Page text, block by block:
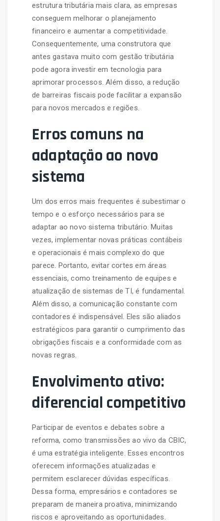
estrutura tributária mais clara, as empresas
conseguem melhorar o planejamento
financeiro e aumentar a competitividade.
Consequentemente, uma construtora que
antes gastava muito com gestão tributária
pode agora investir em tecnologia para
aprimorar processos. Além disso, a redução
de barreiras fiscais pode facilitar a expansão
para novos mercados e regiões.
Erros comuns na
adaptação ao novo
sistema
Um dos erros mais frequentes é subestimar o
tempo e o esforço necessários para se
adaptar ao novo sistema tributário. Muitas
vezes, implementar novas práticas contábeis
e operacionais é mais complexo do que
parece. Portanto, evitar cortes em áreas
essenciais, como treinamento de equipes e
atualização de sistemas de TI, é fundamental.
Além disso, a comunicação constante com
contadores é indispensável. Eles são aliados
estratégicos para garantir o cumprimento das
obrigações fiscais e a conformidade com as
novas regras.
Envolvimento ativo:
diferencial competitivo
Participar de eventos e debates sobre a
reforma, como transmissões ao vivo da CBIC,
é uma estratégia inteligente. Esses encontros
oferecem informações atualizadas e
permitem esclarecer dúvidas específicas.
Dessa forma, empresários e contadores se
preparam de maneira proativa, minimizando
riscos e aproveitando as oportunidades.